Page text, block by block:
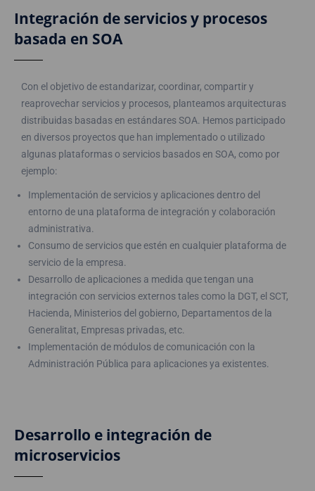
Integración de servicios y procesos
basada en SOA
Con el objetivo de estandarizar, coordinar, compartir y
reaprovechar servicios y procesos, planteamos arquitecturas
distribuidas basadas en estándares SOA. Hemos participado
en diversos proyectos que han implementado o utilizado
algunas plataformas o servicios basados en SOA, como por
ejemplo:
Implementación de servicios y aplicaciones dentro del
entorno de una plataforma de integración y colaboración
administrativa.
Consumo de servicios que estén en cualquier plataforma de
servicio de la empresa.
Desarrollo de aplicaciones a medida que tengan una
integración con servicios externos tales como la DGT, el SCT,
Hacienda, Ministerios del gobierno, Departamentos de la
Generalitat, Empresas privadas, etc.
Implementación de módulos de comunicación con la
Administración Pública para aplicaciones ya existentes.
Desarrollo e integración de
microservicios